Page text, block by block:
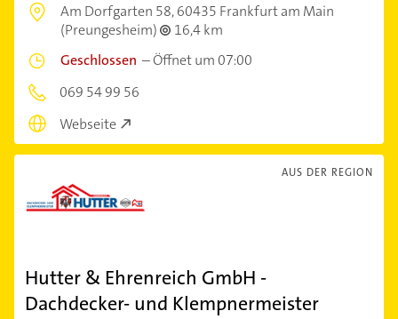
Am Dorfgarten 58,60435 Frankfurt am Main
(Preungesheim)
16,4 km
Geschlossen –Öffnet um 07:00
069 54 99 56
Webseite
AUS DER REGION
Hutter & Ehrenreich GmbH -
Dachdecker- und Klempnermeister